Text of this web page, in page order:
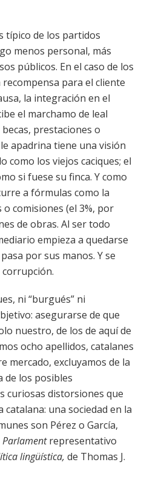
típico de los partidos
menos personal, más
públicos. En el caso de los
para el cliente
la integración en el
el marchamo de leal
prestaciones o
apadrina tiene una visión
como los viejos caciques; el
si fuese su finca. Y como
a fórmulas como la
comisiones (el 3%, por
de obras. Al ser todo
empieza a quedarse
por sus manos. Y se
corrupción.
ni “burgués” ni
asegurarse de que
nuestro, de los de aquí de
ocho apellidos, catalanes
mercado, excluyamos de la
de los posibles
curiosas distorsiones que
una sociedad en la
son Pérez o García,
Parlamentrepresentativo
lingüística, de Thomas J.